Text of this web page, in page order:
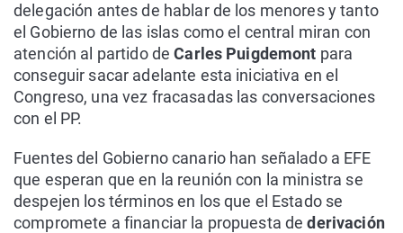
delegación antes de hablar de los menores y tanto
el Gobierno de las islas como el central miran con
atención al partido deCarles Puigdemont para
conseguir sacar adelante esta iniciativa en el
Congreso, una vez fracasadas las conversaciones
con el PP.
Fuentes del Gobierno canario han señalado a EFE
que esperan que en la reunión con la ministra se
despejen los términos en los que el Estado se
compromete a financiar la propuesta dederivación